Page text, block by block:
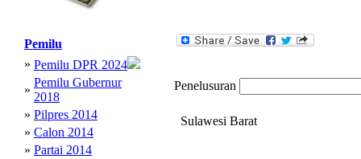
Pemilu
» Pemilu DPR 2024
»
Pemilu Gubernur
2018
» Pilpres 2014
» Calon 2014
» Partai 2014
Penelusuran
Sulawesi Barat